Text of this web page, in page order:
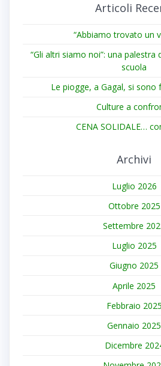
Articoli
“Abbiamo trovato un
“Gli altri siamo noi”: una palestra
scuola
Le piogge, a Gagal, si
Culture a
CENA SOLIDALE…
Archivi
Luglio 2026
Ottobre 2025
Settembre
Luglio 2025
Giugno 2025
Aprile 2025
Febbraio 2025
Gennaio 2025
Dicembre